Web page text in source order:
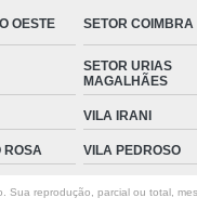
OESTE SETOR COIMBRA
SETOR URIAS
MAGALHÃES
VILA IRANI
ROSA VILA PEDROSO
reprodução, parcial ou total,